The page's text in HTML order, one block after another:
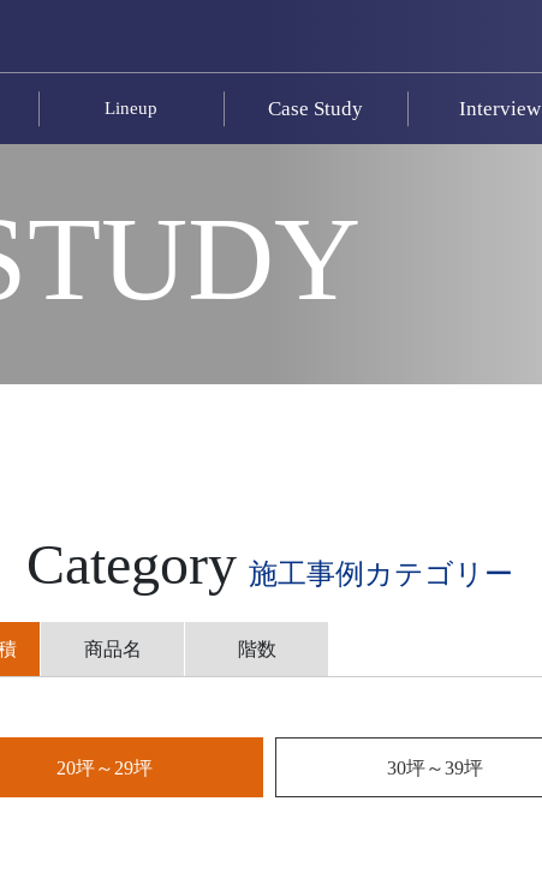
Lineup Case Study Interview
Category 施工事例カテゴリー
商品名 階数
20坪～29坪 30坪～39坪